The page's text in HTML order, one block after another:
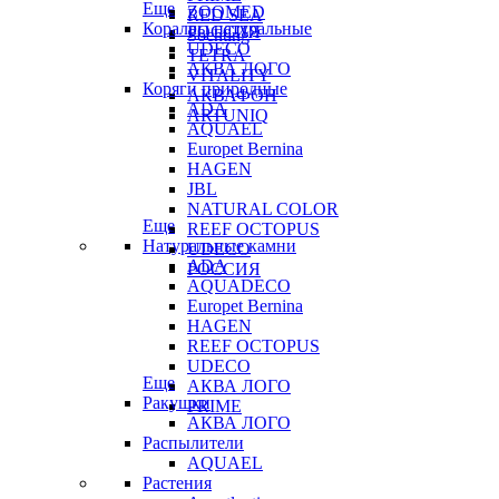
RED SEA
Sochting
TETRA
VITALITY
АКВАФОН
ARTUNIQ
ZOOMED
РОССИЯ
Еще
Кораллы натуральные
UDECO
АКВА ЛОГО
Коряги природные
ADA
AQUAEL
Europet Bernina
HAGEN
JBL
NATURAL COLOR
REEF OCTOPUS
UDECO
РОССИЯ
Еще
Натуральные камни
ADA
AQUADECO
Europet Bernina
HAGEN
REEF OCTOPUS
UDECO
АКВА ЛОГО
PRIME
Еще
Ракушки
АКВА ЛОГО
Распылители
AQUAEL
Растения